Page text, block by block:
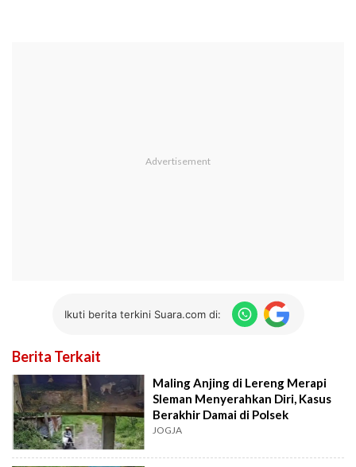
Ikuti berita terkini Suara.com di:
Berita Terkait
Maling Anjing di Lereng Merapi
Sleman Menyerahkan Diri, Kasus
Berakhir Damai di Polsek
JOGJA